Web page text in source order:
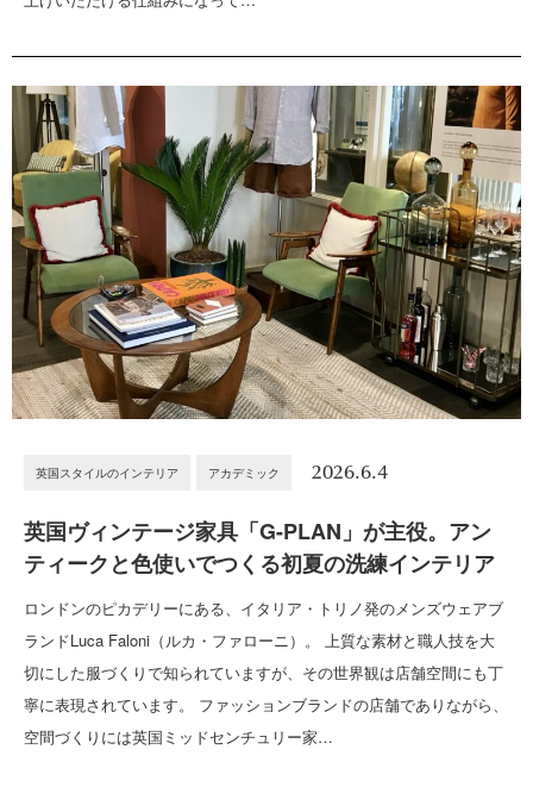
英国スタイルのインテリア アカデミック 2026.6.4
英国ヴィンテージ家具「G-PLAN」が主役。アン
ティークと色使いでつくる初夏の洗練インテリア
ロンドンのピカデリーにある、イタリア・トリノ発のメンズウェアブ
ランドLuca Faloni（ルカ・ファローニ）。 上質な素材と職人技を大
切にした服づくりで知られていますが、その世界観は店舗空間にも丁
寧に表現されています。 ファッションブランドの店舗でありながら、
空間づくりには英国ミッドセンチュリー家…